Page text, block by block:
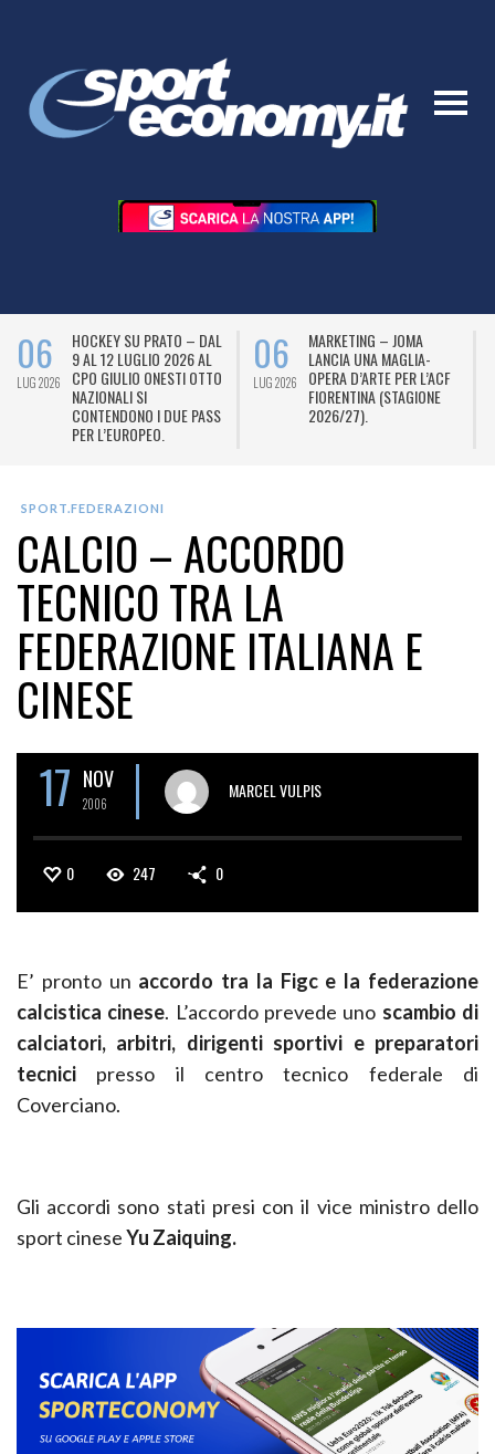
06
LUG 2026
HOCKEY SU PRATO – DAL
9 AL 12 LUGLIO 2026 AL
CPO GIULIO ONESTI OTTO
NAZIONALI SI
CONTENDONO I DUE PASS
PER L’EUROPEO.
06
LUG 2026
MARKETING – JOMA
LANCIA UNA MAGLIA-
OPERA D’ARTE PER L’ACF
FIORENTINA (STAGIONE
2026/27).
SPORT.FEDERAZIONI
CALCIO – ACCORDO
TECNICO TRA LA
FEDERAZIONE ITALIANA E
CINESE
17 NOV
2006
MARCEL VULPIS
0 247 0
E’ pronto un accordo tra la Figc e la federazione
calcistica cinese. L’accordo prevede uno scambio di
calciatori, arbitri, dirigenti sportivi e preparatori
tecnici presso il centro tecnico federale di
Coverciano.
Gli accordi sono stati presi con il vice ministro dello
sport cineseYu Zaiquing.